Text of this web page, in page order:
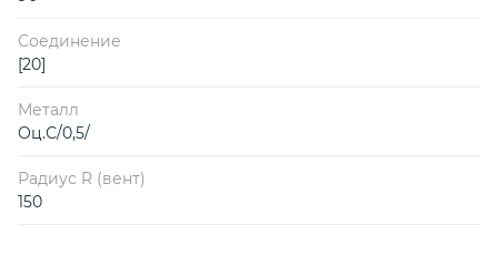
Соединение
[20]
Металл
Оц.С/0,5/
Радиус R (вент)
150